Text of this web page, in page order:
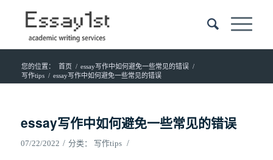
您的位置： 首页 / essay写作中如何避免一些常见的错误 /
写作tips / essay写作中如何避免一些常见的错误
essay写作中如何避免一些常见的错误
07/22/2022 / 分类： 写作tips /